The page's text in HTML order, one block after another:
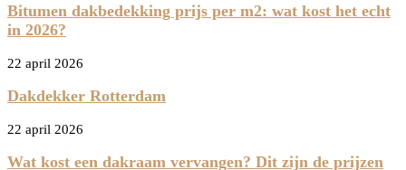
Bitumen dakbedekking prijs per m2: wat kost het echt
in 2026?
22 april 2026
Dakdekker Rotterdam
22 april 2026
Wat kost een dakraam vervangen? Dit zijn de prijzen